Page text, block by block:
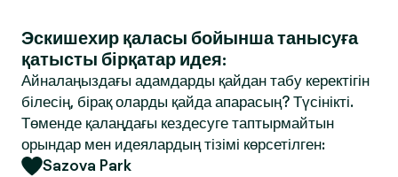
Эскишехир қаласы бойынша танысуға
қатысты бірқатар идея:
Айналаңыздағы адамдарды қайдан табу керектігін
білесің, бірақ оларды қайда апарасың? Түсінікті.
Төменде қалаңдағы кездесуге таптырмайтын
орындар мен идеялардың тізімі көрсетілген:
Sazova Park